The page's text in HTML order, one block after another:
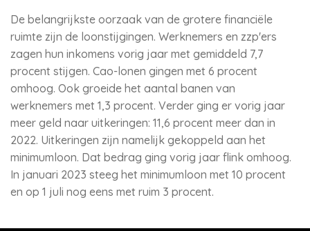
De belangrijkste oorzaak van de grotere financiële
ruimte zijn de loonstijgingen. Werknemers en zzp'ers
zagen hun inkomens vorig jaar met gemiddeld 7,7
procent stijgen. Cao-lonen gingen met 6 procent
omhoog. Ook groeide het aantal banen van
werknemers met 1,3 procent. Verder ging er vorig jaar
meer geld naar uitkeringen: 11,6 procent meer dan in
2022. Uitkeringen zijn namelijk gekoppeld aan het
minimumloon. Dat bedrag ging vorig jaar flink omhoog.
In januari 2023 steeg het minimumloon met 10 procent
en op 1 juli nog eens met ruim 3 procent.